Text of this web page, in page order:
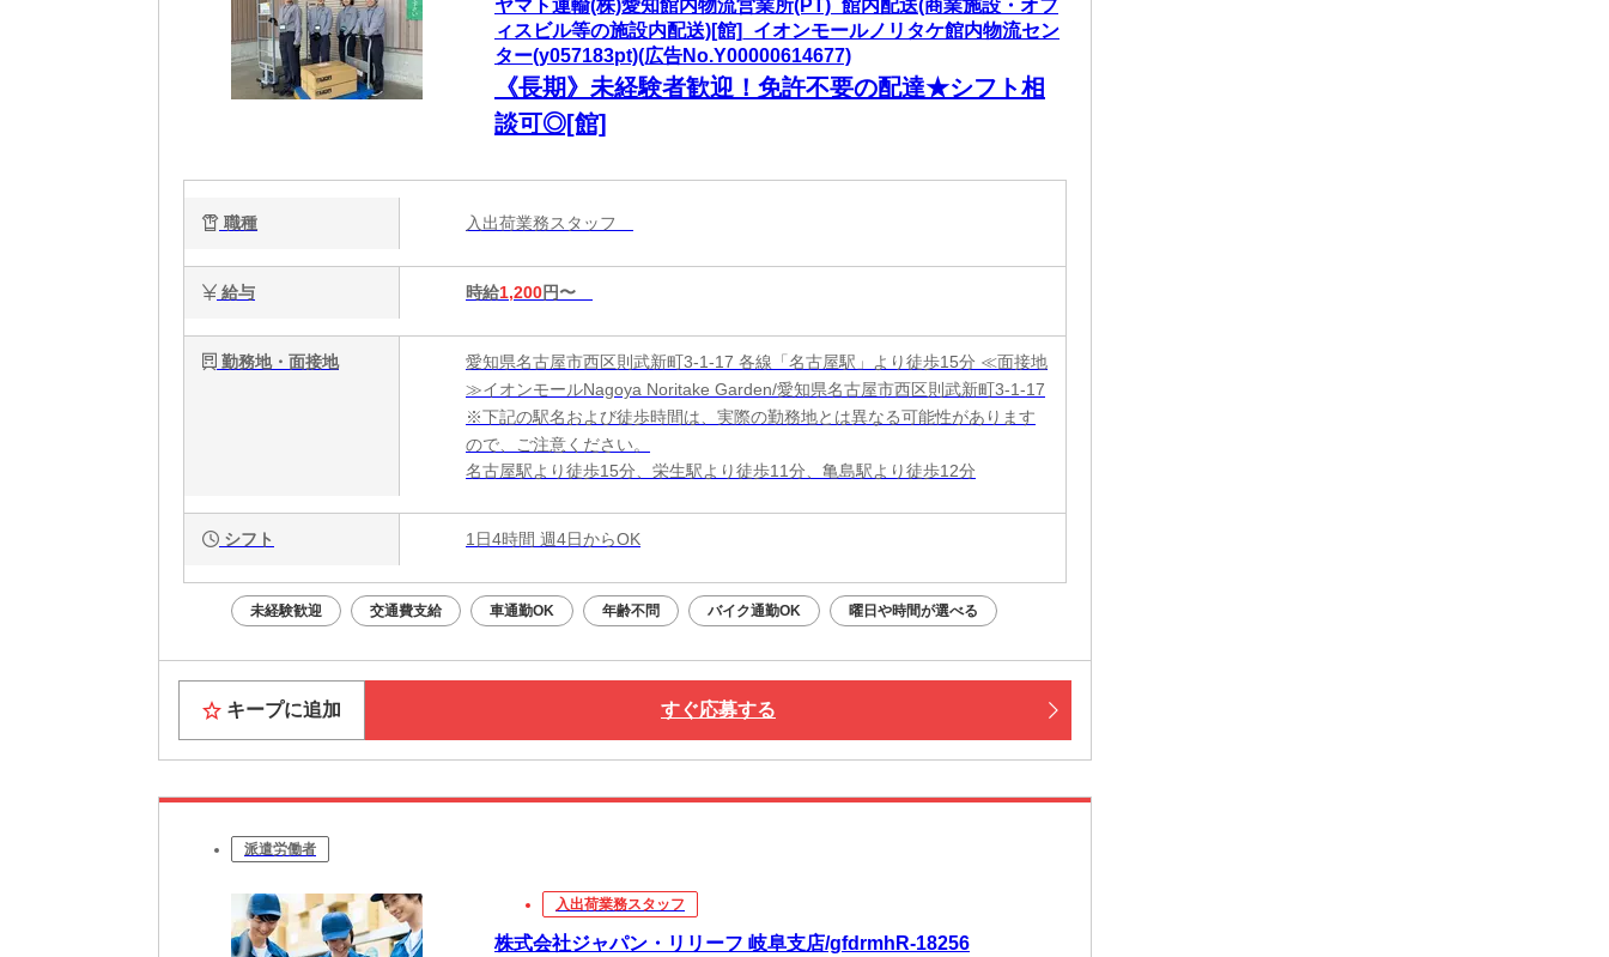
ヤマト運輸(株)愛知館内物流営業所(PT)_館内配送(商業施設・オフ
ィスビル等の施設内配送)[館]_イオンモールノリタケ館内物流セン
ター(y057183pt)(広告No.Y00000614677)
《長期》未経験者歓迎！免許不要の配達★シフト相
談可◎[館]
職種 入出荷業務スタッフ
給与 時給1,200円〜
勤務地・面接地
愛知県名古屋市西区則武新町3-1-17 各線「名古屋駅」より徒歩15分 ≪面接地
≫イオンモールNagoya Noritake Garden/愛知県名古屋市西区則武新町3-1-17
※下記の駅名および徒歩時間は、実際の勤務地とは異なる可能性があります
ので、ご注意ください。
名古屋駅より徒歩15分、栄生駅より徒歩11分、亀島駅より徒歩12分
シフト 1日4時間 週4日からOK
未経験歓迎 交通費支給 車通勤OK 年齢不問 バイク通勤OK 曜日や時間が選べる
キープに追加 すぐ応募する
派遣労働者
入出荷業務スタッフ
株式会社ジャパン・リリーフ 岐阜支店/gfdrmhR-18256